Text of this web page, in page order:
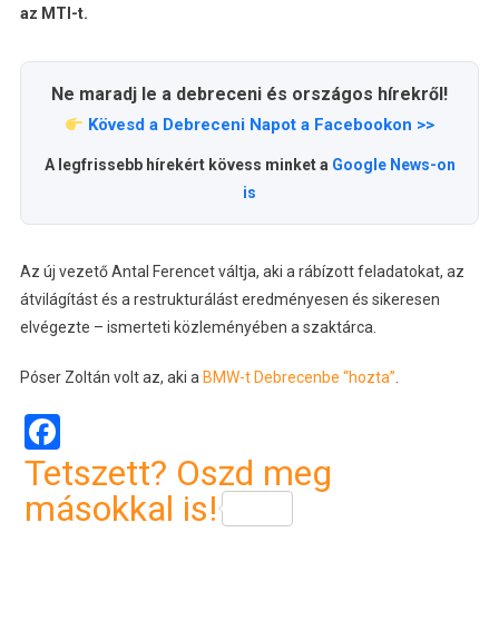
az MTI-t.
Ne maradj le a debreceni és országos hírekről!
Kövesd a Debreceni Napot a Facebookon >>
A legfrissebb hírekért kövess minket a Google News-on
is
Az új vezető Antal Ferencet váltja, aki a rábízott feladatokat, az
átvilágítást és a restrukturálást eredményesen és sikeresen
elvégezte – ismerteti közleményében a szaktárca.
Póser Zoltán volt az, aki a BMW-t Debrecenbe “hozta”
Facebook
Tetszett? Oszd meg
másokkal is!